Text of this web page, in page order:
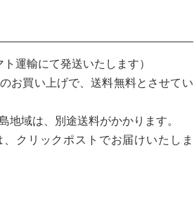
運輸にて発送いたします）
お買い上げで、送料無料とさせてい
地域は、別途送料がかかります。
クリックポストでお届けいたしま